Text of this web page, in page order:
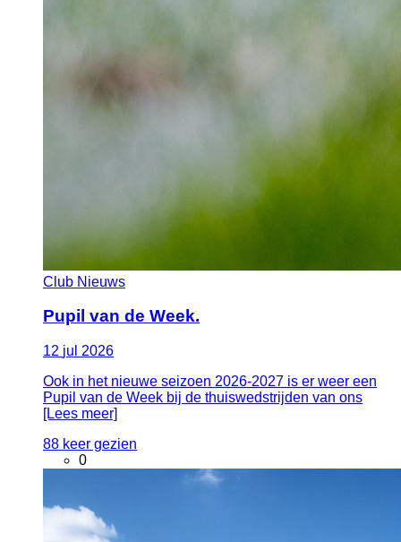
Club Nieuws
Pupil van de Week.
12 jul 2026
Ook in het nieuwe seizoen 2026-2027 is er weer een
Pupil van de Week bij de thuiswedstrijden van ons
[Lees meer]
88 keer gezien
0